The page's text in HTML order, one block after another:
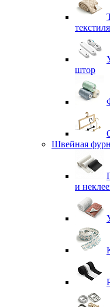
текстиля
штор
Швейная
и